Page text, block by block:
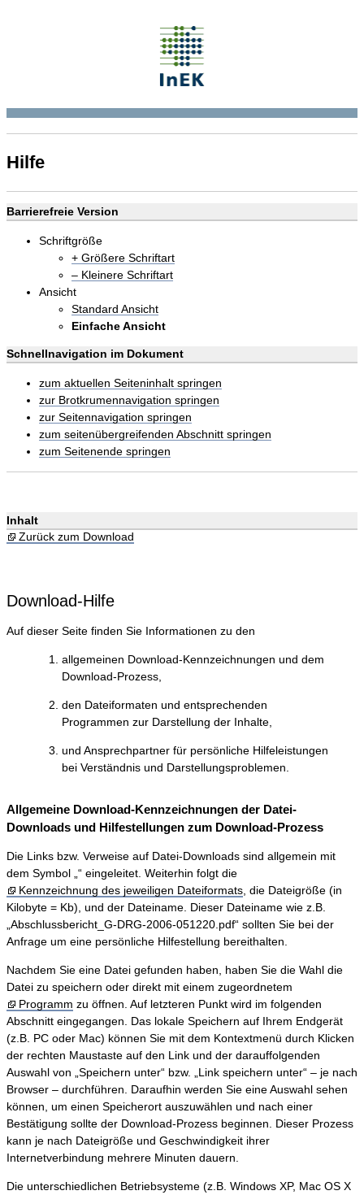
Hilfe
Barrierefreie Version
Schriftgröße
+ Größere Schriftart
– Kleinere Schriftart
Ansicht
Standard Ansicht
Einfache Ansicht
Schnellnavigation im Dokument
zum aktuellen Seiteninhalt springen
zur Brotkrumennavigation springen
zur Seitennavigation springen
zum seitenübergreifenden Abschnitt springen
zum Seitenende springen
Inhalt
Zurück zum Download
Download-Hilfe
Auf dieser Seite finden Sie Informationen zu den
allgemeinen Download-Kennzeichnungen und dem
Download-Prozess,
den Dateiformaten und entsprechenden
Programmen zur Darstellung der Inhalte,
und Ansprechpartner für persönliche Hilfeleistungen
bei Verständnis und Darstellungsproblemen.
Allgemeine Download-Kennzeichnungen der Datei-
Downloads und Hilfestellungen zum Download-Prozess
Die Links bzw. Verweise auf Datei-Downloads sind allgemein mit
dem Symbol „“ eingeleitet. Weiterhin folgt die
Kennzeichnung des jeweiligen Dateiformats , die Dateigröße (in
Kilobyte = Kb), und der Dateiname. Dieser Dateiname wie z.B.
„Abschlussbericht_G-DRG-2006-051220.pdf“ sollten Sie bei der
Anfrage um eine persönliche Hilfestellung bereithalten.
Nachdem Sie eine Datei gefunden haben, haben Sie die Wahl die
Datei zu speichern oder direkt mit einem zugeordnetem
Programm zu öffnen. Auf letzteren Punkt wird im folgenden
Abschnitt eingegangen. Das lokale Speichern auf Ihrem Endgerät
(z.B. PC oder Mac) können Sie mit dem Kontextmenü durch Klicken
der rechten Maustaste auf den Link und der darauffolgenden
Auswahl von „Speichern unter“ bzw. „Link speichern unter“ – je nach
Browser – durchführen. Daraufhin werden Sie eine Auswahl sehen
können, um einen Speicherort auszuwählen und nach einer
Bestätigung sollte der Download-Prozess beginnen. Dieser Prozess
kann je nach Dateigröße und Geschwindigkeit ihrer
Internetverbindung mehrere Minuten dauern.
Die unterschiedlichen Betriebsysteme (z.B. Windows XP, Mac OS X